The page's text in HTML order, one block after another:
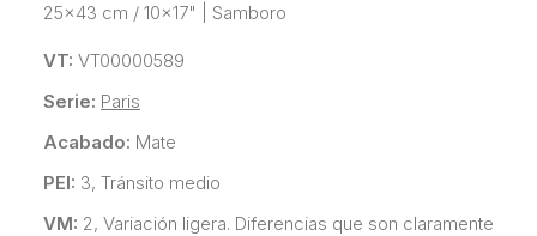
25x43 cm / 10x17" Samboro
VT: VT00000589
Serie: Paris
Acabado: Mate
PEI: 3, Tránsito medio
VM: 2, Variación ligera. Diferencias que son claramente